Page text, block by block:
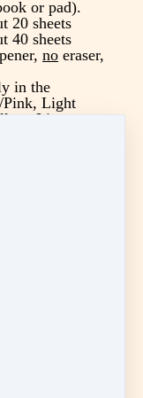
or pad).
20 sheets
40 sheets
no eraser,
in the
Pink, Light
Lime